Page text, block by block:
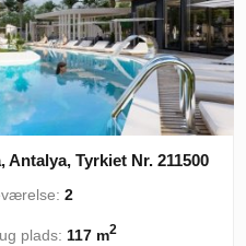
Antalya, Tyrkiet Nr. 211500
2
plads: 117 m2